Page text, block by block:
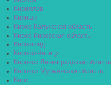
Кириллов
Кириши
Киров Калужская область
Киров Кировская область
Кировград
Кирово-Чепецк
Кировск Ленинградская область
Кировск Мурманская область
Кирс